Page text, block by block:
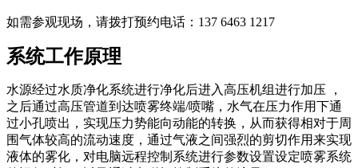
如需参观现场，请拨打预约电话：137 6463 1217
系统工作原理
水源经过水质净化系统进行净化后进入高压机组进行加压 ，
之后通过高压管道到达喷雾终端/喷嘴，水气在压力作用下通
过小孔喷出，实现压力势能向动能的转换，从而获得相对于周
围气体较高的流动速度，通过气液之间强烈的剪切作用来实现
液体的雾化，对电脑远程控制系统进行参数设置设定喷雾系统